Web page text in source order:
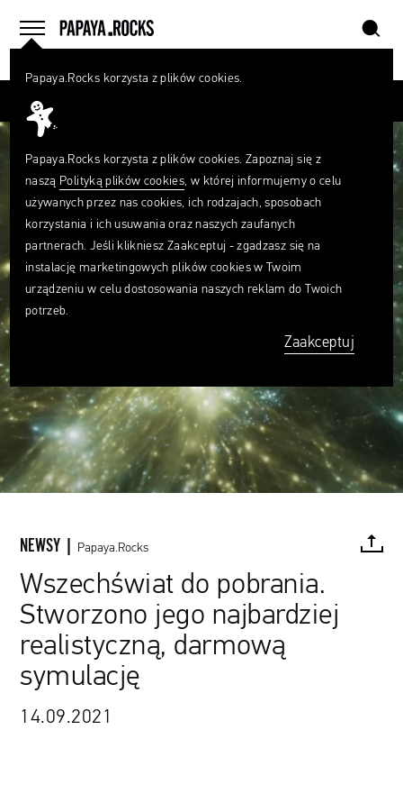
menu
home szukaj
NEWSY | Papaya.Rocks
Wszechświat do pobrania.
Stworzono jego najbardziej
realistyczną, darmową
symulację
14.09.2021
FACEBOOK TWITTER PINTEREST
Papaya.Rocks korzysta z plików cookies.
Papaya.Rocks korzysta z plików cookies. Zapoznaj się z
naszą Polityką plików cookies, w której informujemy o celu
używanych przez nas cookies, ich rodzajach, sposobach
korzystania i ich usuwania oraz naszych zaufanych
partnerach. Jeśli klikniesz Zaakceptuj - zgadzasz się na
instalację marketingowych plików cookies w Twoim
urządzeniu w celu dostosowania naszych reklam do Twoich
potrzeb.
Zaakceptuj
Czego
szukasz?